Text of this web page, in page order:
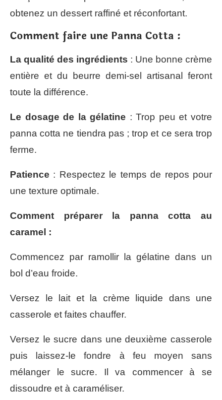
obtenez un dessert raffiné et réconfortant.
Comment faire une Panna Cotta :
La qualité des ingrédients : Une bonne crème
entière et du beurre demi-sel artisanal feront
toute la différence.
Le dosage de la gélatine : Trop peu et votre
panna cotta ne tiendra pas ; trop et ce sera trop
ferme.
Patience : Respectez le temps de repos pour
une texture optimale.
Comment préparer la panna cotta au
caramel :
Commencez par ramollir la gélatine dans un
bol d’eau froide.
Versez le lait et la crème liquide dans une
casserole et faites chauffer.
Versez le sucre dans une deuxième casserole
puis laissez-le fondre à feu moyen sans
mélanger le sucre. Il va commencer à se
dissoudre et à caraméliser.